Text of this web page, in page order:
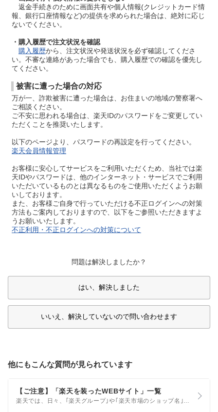
返金手続きのために画面共有や個人情報(クレジットカード情
報、銀行口座情報など)の提供を求められた場合は、絶対に応じ
ないでください。
・購入履歴で注文状況を確認
購入履歴から、注文状況や発送状況を必ず確認してくださ
い。不審な連絡があった場合でも、購入履歴での確認を優先し
てください。
被害に遭った場合の対応
万が一、詐欺被害に遭った場合は、お住まいの地域の警察署へ
ご相談ください。
ご不安に思われる場合は、楽天IDのパスワードをご変更してい
ただくことを推奨いたします。
以下のページより、パスワードの再設定を行ってください。
楽天会員情報管理
お客様に安心してサービスをご利用いただくため、当社では楽
天IDやパスワードは、他のインターネット・サービスでご利用
いただいているものとは異なるものをご使用いただくようお願
いしております。
また、お客様ご自身で行っていただける不正ログインへの対策
方法もご案内しておりますので、以下をご参照いただきますよ
うお願いいたします。
不正利用・不正ログインへの対策について
問題は解決しましたか？
はい、解決しました
いいえ、解決していないので問い合わせます
他にもこんな質問が見られています
【ご注意】「楽天を装ったWEBサイト」一覧
楽天では、日々、｢楽天グループ｣や｢楽天市場のショップ名｣を悪用するなど、悪質なWEBサイトの監視を行っております。 このページでは、模倣サイトの事例や過去にお客様から弊社までご報告いただいたWEBサイトのURLを掲載いたしますので、これらのサイトを利用することのないよう十分ご注意ください。